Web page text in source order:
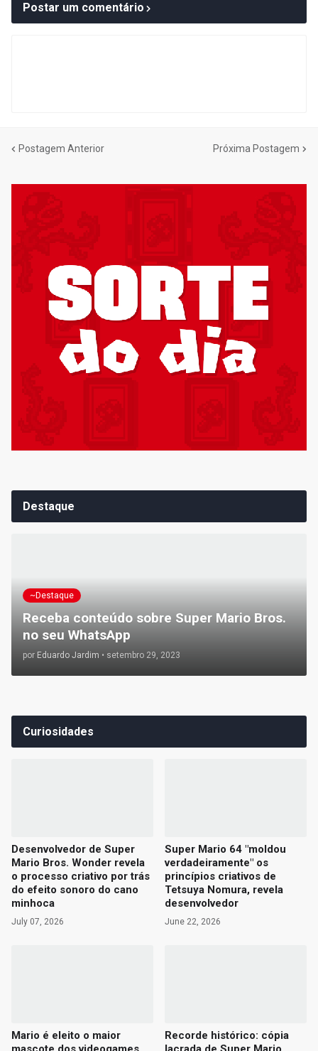
Postar um comentário
Postagem Anterior Próxima Postagem
Destaque
~Destaque
Receba conteúdo sobre Super Mario Bros.
no seu WhatsApp
por Eduardo Jardim • setembro 29, 2023
Curiosidades
Desenvolvedor de Super
Mario Bros. Wonder revela
o processo criativo por trás
do efeito sonoro do cano
minhoca
July 07, 2026
Super Mario 64 "moldou
verdadeiramente" os
princípios criativos de
Tetsuya Nomura, revela
desenvolvedor
June 22, 2026
Mario é eleito o maior
Recorde histórico: cópia